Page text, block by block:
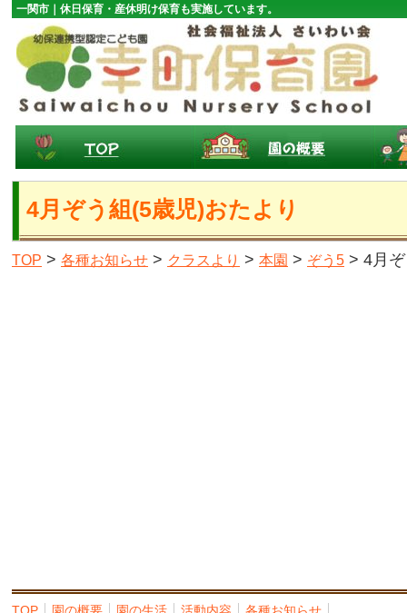
一関市｜休日保育・産休明け保育も実施しています。
4月ぞう組(5歳児)おたより
TOP > 各種お知らせ > クラスより > 本園 > ぞう5 > 4月